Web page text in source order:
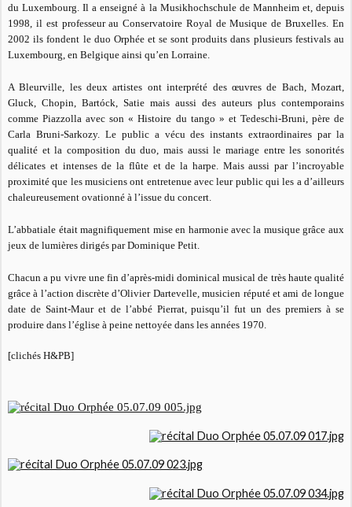
du Luxembourg. Il a enseigné à la Musikhochschule de Mannheim et, depuis
1998, il est professeur au Conservatoire Royal de Musique de Bruxelles. En
2002 ils fondent le duo Orphée et se sont produits dans plusieurs festivals au
Luxembourg, en Belgique ainsi qu’en Lorraine.
A Bleurville, les deux artistes ont interprété des œuvres de Bach, Mozart,
Gluck, Chopin, Bartóck, Satie mais aussi des auteurs plus contemporains
comme Piazzolla avec son « Histoire du tango » et Tedeschi-Bruni, père de
Carla Bruni-Sarkozy. Le public a vécu des instants extraordinaires par la
qualité et la composition du duo, mais aussi le mariage entre les sonorités
délicates et intenses de la flûte et de la harpe. Mais aussi par l’incroyable
proximité que les musiciens ont entretenue avec leur public qui les a d’ailleurs
chaleureusement ovationné à l’issue du concert.
L’abbatiale était magnifiquement mise en harmonie avec la musique grâce aux
jeux de lumières dirigés par Dominique Petit.
Chacun a pu vivre une fin d’après-midi dominical musical de très haute qualité
grâce à l’action discrète d’Olivier Dartevelle, musicien réputé et ami de longue
date de Saint-Maur et de l’abbé Pierrat, puisqu’il fut un des premiers à se
produire dans l’église à peine nettoyée dans les années 1970.
[clichés H&PB]